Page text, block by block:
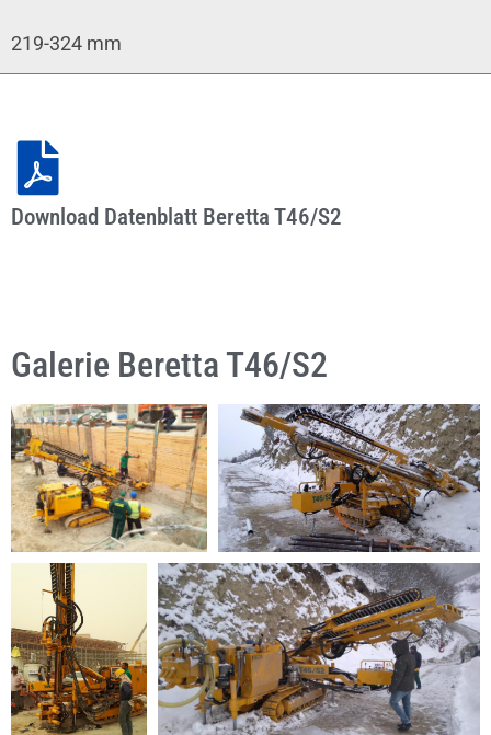
219-324 mm
Download Datenblatt Beretta T46/S2
Galerie Beretta T46/S2